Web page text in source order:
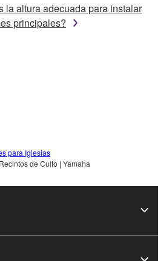
la altura adecuada para instalar
principales?
para Iglesias
de Culto | Yamaha